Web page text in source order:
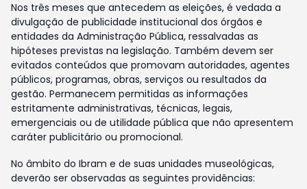
Nos três meses que antecedem as eleições, é vedada a
divulgação de publicidade institucional dos órgãos e
entidades da Administração Pública, ressalvadas as
hipóteses previstas na legislação. Também devem ser
evitados conteúdos que promovam autoridades, agentes
públicos, programas, obras, serviços ou resultados da
gestão. Permanecem permitidas as informações
estritamente administrativas, técnicas, legais,
emergenciais ou de utilidade pública que não apresentem
caráter publicitário ou promocional.
No âmbito do Ibram e de suas unidades museológicas,
deverão ser observadas as seguintes providências: